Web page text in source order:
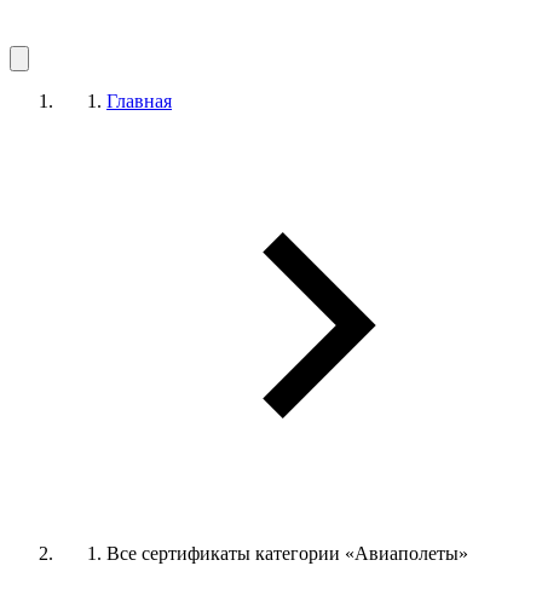
Главная
Все сертификаты категории «Авиаполеты»